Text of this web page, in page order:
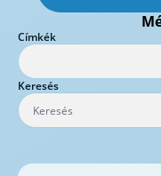
Címkék
Press backspace to
Keresés